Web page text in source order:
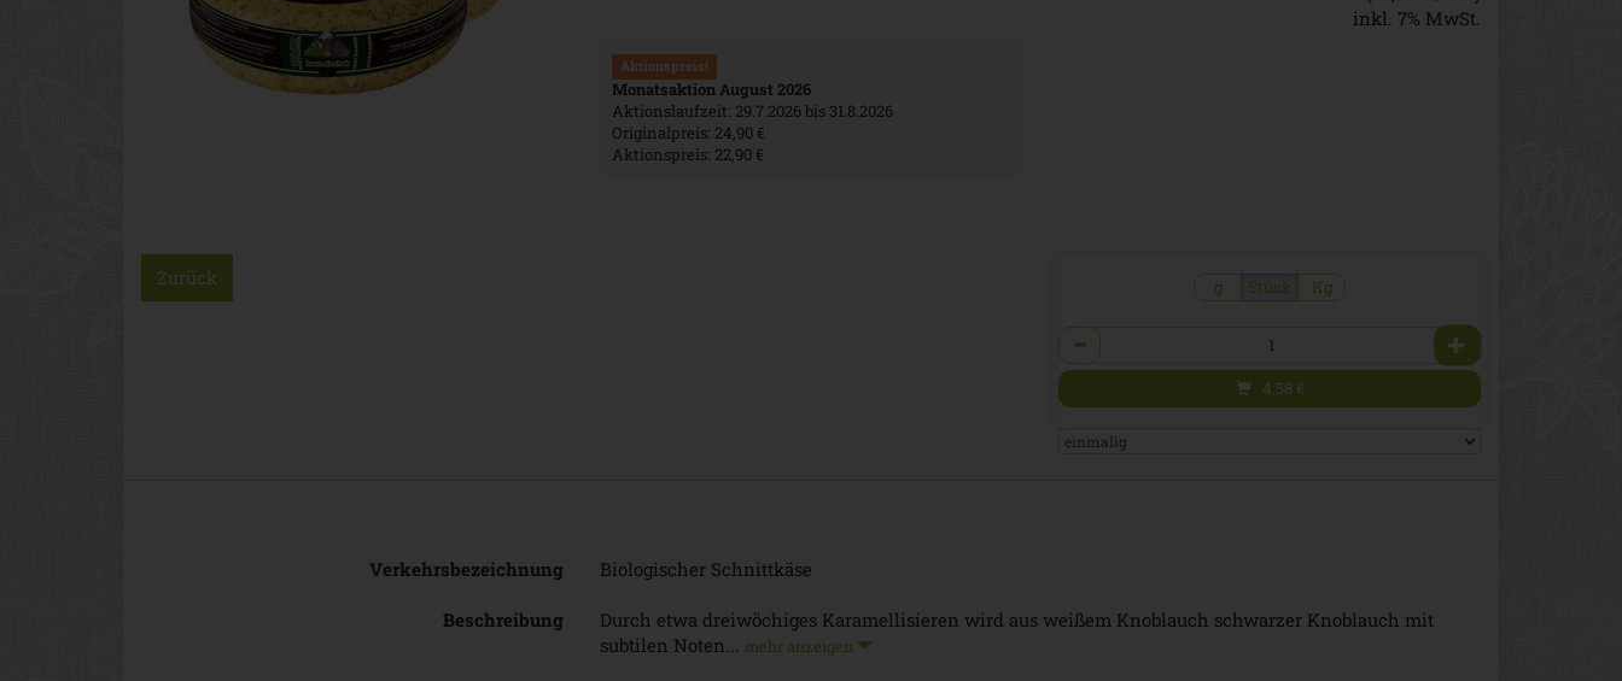
inkl. 7% MwSt.
Aktionspreis!
Monatsaktion August 2026
Aktionslaufzeit: 29.7.2026 bis 31.8.2026
Originalpreis: 24,90 €
Aktionspreis: 22,90 €
Zurück g Stück Kg
Anzahl
4,58 €
Verkehrsbezeichnung Biologischer Schnittkäse
Beschreibung
Durch etwa dreiwöchiges Karamellisieren wird aus weißem Knoblauch schwarzer Knoblauch mit
subtilen Noten...
mehr anzeigen